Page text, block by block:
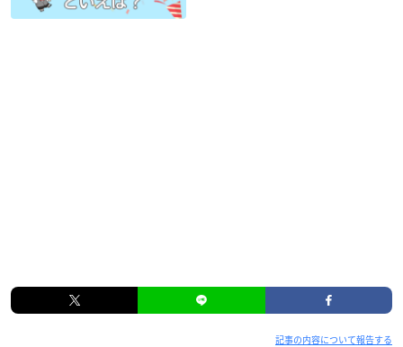
記事の内容について報告する